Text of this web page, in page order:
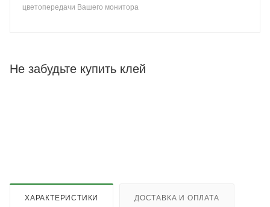
цветопередачи Вашего монитора
Не забудьте купить клей
ХАРАКТЕРИСТИКИ ДОСТАВКА И ОПЛАТА